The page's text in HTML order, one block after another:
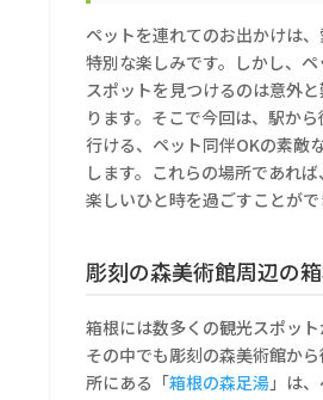
ペットを連れてのお出かけは
特別な楽しみです。しかし、
スポットを見つけるのは意外
ります。そこで今回は、駅か
行ける、ペット同伴OKの素敵
します。これらの場所であれ
楽しいひと時を過ごすことがで
彫刻の森美術館周辺の
箱根には数多くの観光スポット
その中でも彫刻の森美術館か
所にある「箱根の森足湯」は